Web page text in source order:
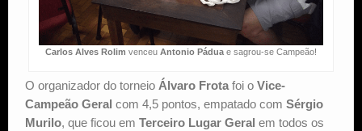
Carlos Alves Rolim venceu Antonio Páduae sagrou-se Campeão!
O organizador do torneio Álvaro Frota foi o Vice-
Campeão Geral com 4,5 pontos, empatado com Sérgio
Murilo, que ficou em Terceiro Lugar Geral em todos os